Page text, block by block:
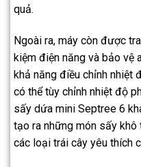
quả.
Ngoài ra, máy còn được
kiệm điện năng và bảo vệ
khả năng điều chỉnh nhiệt
có thể tùy chỉnh nhiệt độ
sấy dứa mini Septree 6
tạo ra những món sấy khô
các loại trái cây yêu thích